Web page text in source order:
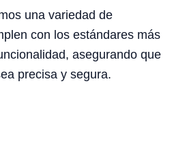
una variedad de
con los estándares más
asegurando que
precisa y segura.